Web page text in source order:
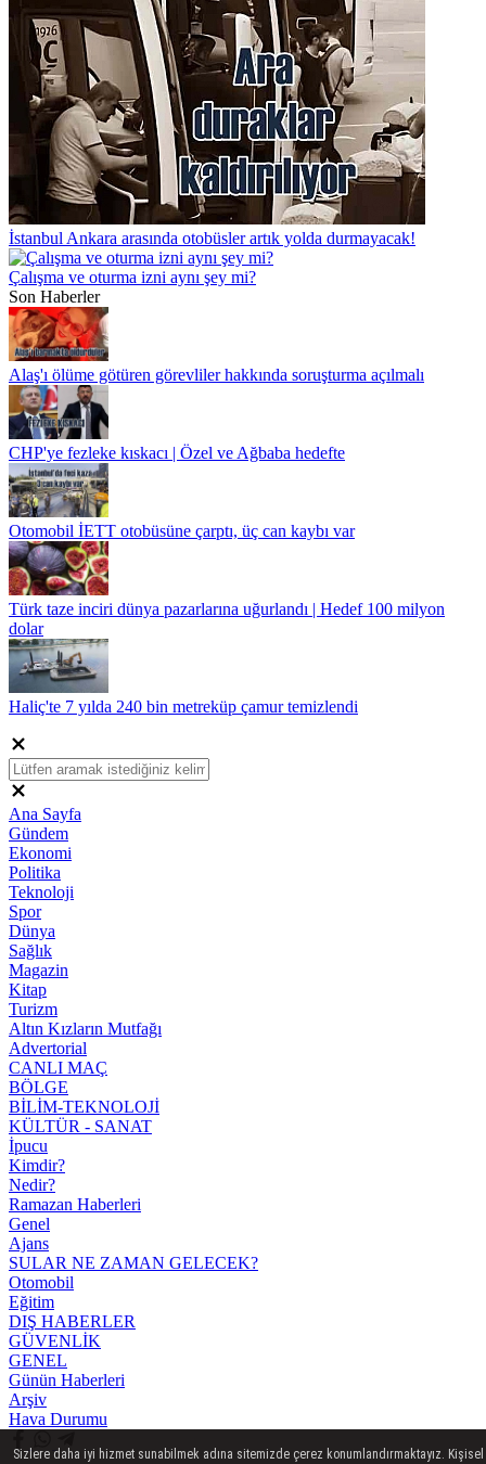
İstanbul Ankara arasında otobüsler artık yolda durmayacak!
Çalışma ve oturma izni aynı şey mi?
Son Haberler
Alaş'ı ölüme götüren görevliler hakkında soruşturma açılmalı
CHP'ye fezleke kıskacı | Özel ve Ağbaba hedefte
Otomobil İETT otobüsüne çarptı, üç can kaybı var
Türk taze inciri dünya pazarlarına uğurlandı | Hedef 100 milyon
dolar
Haliç'te 7 yılda 240 bin metreküp çamur temizlendi
Ana Sayfa
Gündem
Ekonomi
Politika
Teknoloji
Spor
Dünya
Sağlık
Magazin
Kitap
Turizm
Altın Kızların Mutfağı
Advertorial
CANLI MAÇ
BÖLGE
BİLİM-TEKNOLOJİ
KÜLTÜR - SANAT
İpucu
Kimdir?
Nedir?
Ramazan Haberleri
Genel
Ajans
SULAR NE ZAMAN GELECEK?
Otomobil
Eğitim
DIŞ HABERLER
GÜVENLİK
GENEL
Günün Haberleri
Arşiv
Hava Durumu
Sizlere daha iyi hizmet sunabilmek adına sitemizde çerez konumlandırmaktayız. Kişisel